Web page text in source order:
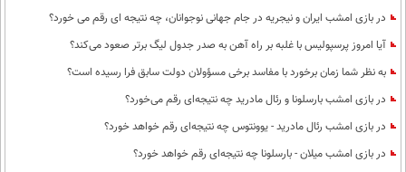
در بازی امشب ایران و نیجریه در جام جهانی نوجوانان، چه نتیجه ای رقم می خورد؟
آیا امروز پرسپولیس با غلبه بر راه آهن به صدر جدول لیگ برتر صعود می‌کند؟
به نظر شما زمان برخورد با مفاسد برخی مسؤولان دولت سابق فرا رسیده است؟
در بازی امشب بارسلونا و رئال مادرید چه نتیجه‌ای رقم می‌خورد؟
در بازی امشب رئال مادرید - یوونتوس چه نتیجه‌ای رقم خواهد خورد؟
در بازی امشب میلان - بارسلونا چه نتیجه‌ای رقم خواهد خورد؟